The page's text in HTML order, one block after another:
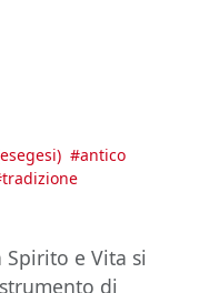
#antico
tradizione
e Vita si
di